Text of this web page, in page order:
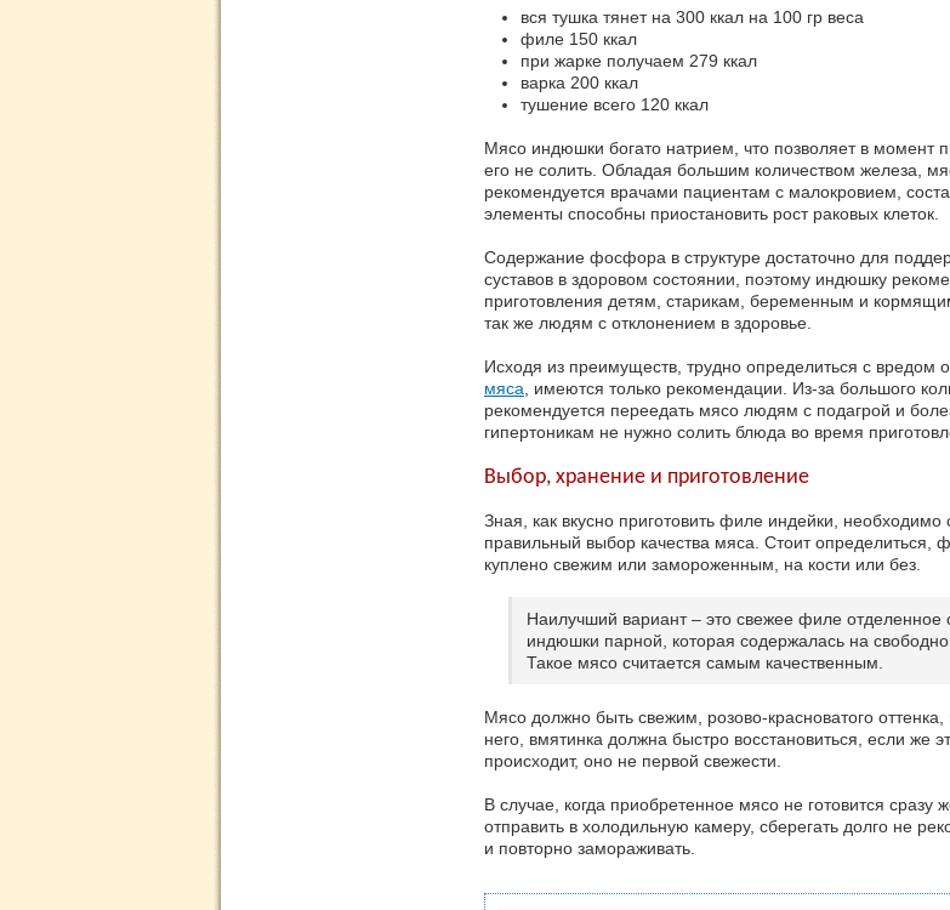
вся тушка тянет на 300 ккал на 100 гр веса
филе 150 ккал
при жарке получаем 279 ккал
варка 200 ккал
тушение всего 120 ккал
Мясо индюшки богато натрием, что позволяет в момент
его не солить. Обладая большим количеством железа,
рекомендуется врачами пациентам с малокровием,
элементы способны приостановить рост раковых клеток.
Содержание фосфора в структуре достаточно для
суставов в здоровом состоянии, поэтому индюшку
приготовления детям, старикам, беременным и
так же людям с отклонением в здоровье.
Исходя из преимуществ, трудно определиться с вредом
мяса, имеются только рекомендации. Из-за большого
рекомендуется переедать мясо людям с подагрой и
гипертоникам не нужно солить блюда во время
Выбор, хранение и приготовление
Зная, как вкусно приготовить филе индейки, необходимо
правильный выбор качества мяса. Стоит определиться,
куплено свежим или замороженным, на кости или без.
Наилучший вариант – это свежее филе отделенное
индюшки парной, которая содержалась на
Такое мясо считается самым качественным.
Мясо должно быть свежим, розово-красноватого
него, вмятинка должна быстро восстановиться, если же
происходит, оно не первой свежести.
В случае, когда приобретенное мясо не готовится сразу
отправить в холодильную камеру, сберегать долго не
и повторно замораживать.